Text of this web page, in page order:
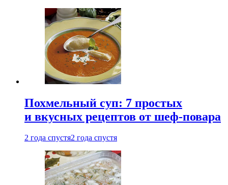
Похмельный суп: 7 простых
и вкусных рецептов от шеф-повара
2 года спустя2 года спустя